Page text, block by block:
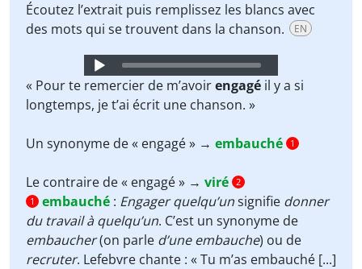
Écoutez l’extrait puis remplissez les blancs avec
des mots qui se trouvent dans la chanson.
EN
Audio
Player
« Pour te remercier de m’avoirengagé il y a si
longtemps, je t’ai écrit une chanson. »
Un synonyme de « engagé » → embauché 1
Le contraire de « engagé » → viré 2
1
embauché : Engager quelqu’unsignifie donner
du travail à quelqu’un. C’est un synonyme de
embaucher(on parle d’une embauche) ou de
recruter. Lefebvre chante : « Tu m’as embauché [...]